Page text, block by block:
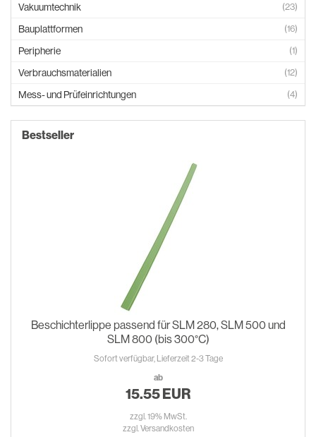
Vakuumtechnik (23)
Bauplattformen (16)
Peripherie (1)
Verbrauchsmaterialien (12)
Mess- und Prüfeinrichtungen (4)
Bestseller
Beschichterlippe passend für SLM 280, SLM 500 und
SLM 800 (bis 300°C)
Sofort verfügbar, Lieferzeit 2-3 Tage
ab
15.55 EUR
zzgl. 19% MwSt.
zzgl. Versandkosten